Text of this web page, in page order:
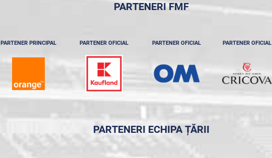
PARTENERI FMF
PARTENER PRINCIPAL PARTENER OFICIAL PARTENER OFICIAL PARTENER OFICIAL
PARTENERI ECHIPA ȚĂRII